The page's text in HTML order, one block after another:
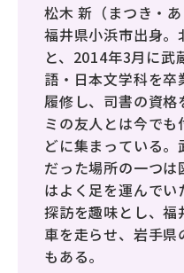
松木 新（まつき・
福井県小浜市出身。
と、2014年3月に武
語・日本文学科を卒
履修し、司書の資
ミの友人とは今で
どに集まっている
だった場所の一つは
はよく足を運んで
探訪を趣味とし、
車を走らせ、岩手
もある。